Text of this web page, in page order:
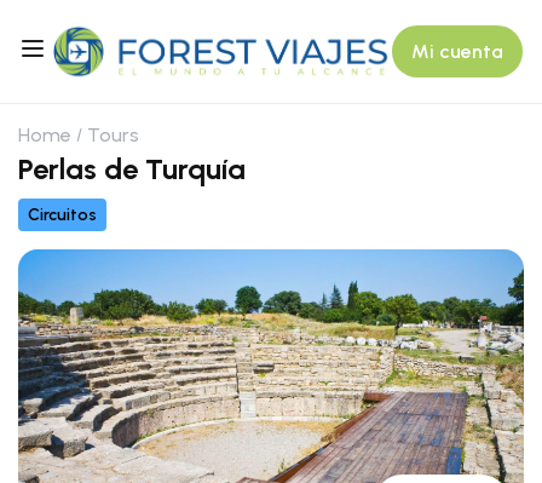
Mi cuenta
Home Tours
Perlas de Turquía
Circuitos